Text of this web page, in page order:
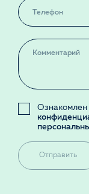
Ознакомлен
Отправить